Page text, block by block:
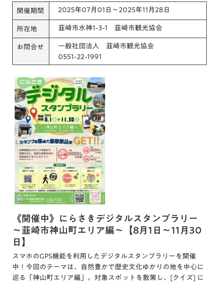
開催期間 2025年07月01日～2025年11月28日
所在地 韮崎市水神1-3-1 韮崎市観光協会
お問合せ
一般社団法人 韮崎市観光協会
0551-22-1991
《開催中》にらさきデジタルスタンプラリー
～韮崎市神山町エリア編～【8月1日～11月30
日】
スマホのGPS機能を利用したデジタルスタンプラリーを開催
中！今回のテーマは、自然豊かで歴史文化ゆかりの地を中心に
巡る「神山町エリア編」。対象スポットを散策し、[クイズ] に